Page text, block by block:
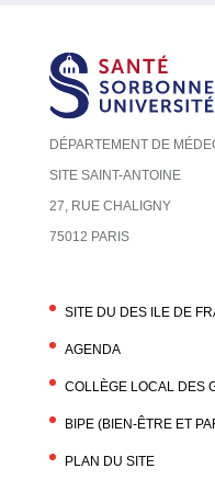
DÉPARTEMENT DE
SITE SAINT-ANTOINE
27, RUE CHALIGNY
75012 PARIS
SITE DU DES ILE DE
AGENDA
COLLÈGE LOCAL DES
BIPE (BIEN-ÊTRE ET
PLAN DU SITE